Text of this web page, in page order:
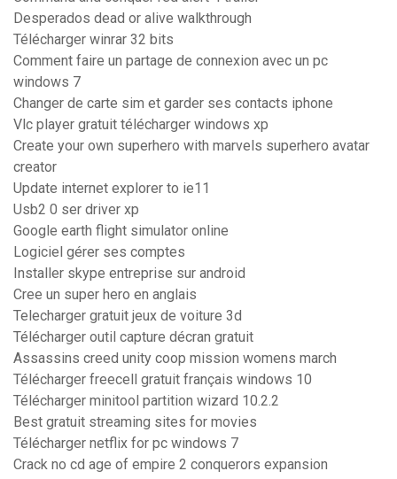
Desperados dead or alive walkthrough
Télécharger winrar 32 bits
Comment faire un partage de connexion avec un pc
windows 7
Changer de carte sim et garder ses contacts iphone
Vlc player gratuit télécharger windows xp
Create your own superhero with marvels superhero avatar
creator
Update internet explorer to ie11
Usb2 0 ser driver xp
Google earth flight simulator online
Logiciel gérer ses comptes
Installer skype entreprise sur android
Cree un super hero en anglais
Telecharger gratuit jeux de voiture 3d
Télécharger outil capture décran gratuit
Assassins creed unity coop mission womens march
Télécharger freecell gratuit français windows 10
Télécharger minitool partition wizard 10.2.2
Best gratuit streaming sites for movies
Télécharger netflix for pc windows 7
Crack no cd age of empire 2 conquerors expansion